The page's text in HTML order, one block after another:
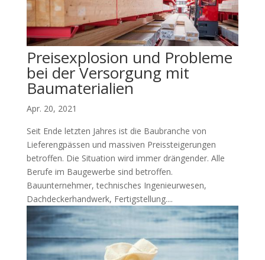
Preisexplosion und Probleme
bei der Versorgung mit
Baumaterialien
Apr. 20, 2021
Seit Ende letzten Jahres ist die Baubranche von
Lieferengpässen und massiven Preissteigerungen
betroffen. Die Situation wird immer drängender. Alle
Berufe im Baugewerbe sind betroffen.
Bauunternehmer, technisches Ingenieurwesen,
Dachdeckerhandwerk, Fertigstellung....